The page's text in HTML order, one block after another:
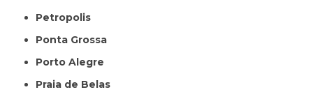
Petropolis
Ponta Grossa
Porto Alegre
Praia de Belas